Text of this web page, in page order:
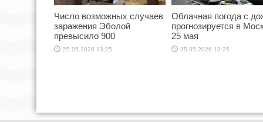
Число возможных случаев
заражения Эболой
превысило 900
25.05.2026 13:25
Облачная погода с
прогнозируется в
25 мая
25.05.2026 13:25